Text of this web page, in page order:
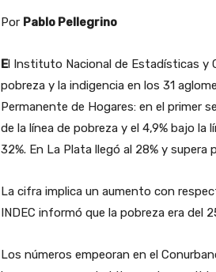
Por Pablo Pellegrino
E l Instituto Nacional de Estadísticas y
pobreza y la indigencia en los 31
Permanente de Hogares: en el primer
de la línea de pobreza y el 4,9% bajo la
32%. En La Plata llegó al 28% y
La cifra implica un aumento con
INDEC informó que la pobreza era del
Los números empeoran en el